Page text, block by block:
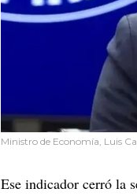
Ministro de Economía, Luis
Ese indicador cerró la